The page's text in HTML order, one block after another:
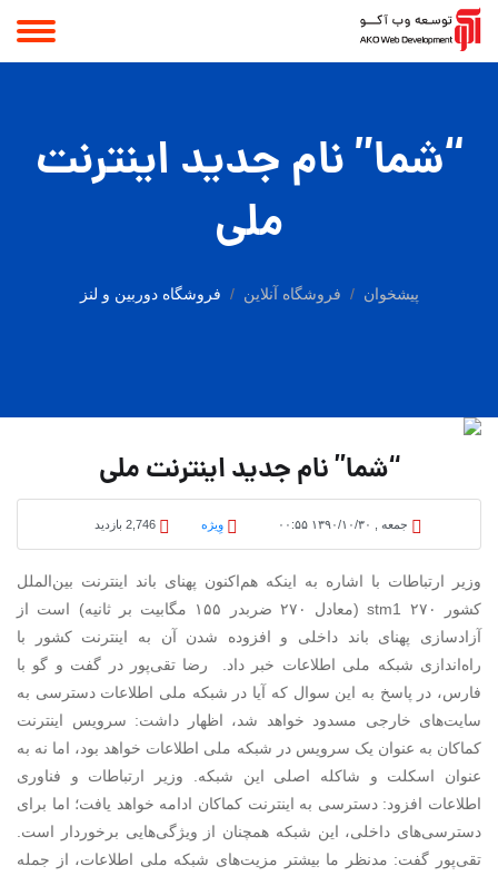
“شما” نام جدید اینترنت
ملی
پیشخوان فروشگاه آنلاین فروشگاه دوربین و لنز
“شما” نام جدید اینترنت ملی
جمعه , ۱۳۹۰/۱۰/۳۰ ۰۰:۵۵ وِیژه
وزیر ارتباطات با اشاره به اینکه هم‌اکنون پهنای باند اینترنت بین‌الملل
کشور ۲۷۰ stm1 (معادل ۲۷۰ ضربدر ۱۵۵ مگابیت بر ثانیه) است از
آزادسازی پهنای باند داخلی و افزوده شدن آن به اینترنت کشور با
راه‌اندازی شبکه ملی اطلاعات خبر داد. رضا تقی‌پور در گفت ‌و گو با
فارس، در پاسخ به این سوال که آیا در شبکه ملی اطلاعات دسترسی به
سایت‌های خارجی مسدود خواهد شد، اظهار داشت: سرویس اینترنت
کماکان به عنوان یک سرویس در شبکه ملی اطلاعات خواهد بود، اما نه به
عنوان اسکلت و شاکله اصلی این شبکه. وزیر ارتباطات و فناوری
اطلاعات افزود: دسترسی به اینترنت کماکان ادامه خواهد یافت؛ اما برای
دسترسی‌های داخلی، این شبکه همچنان از ویژگی‌هایی برخوردار است.
تقی‌پور گفت: مدنظر ما بیشتر مزیت‌های شبکه ملی اطلاعات، از جمله